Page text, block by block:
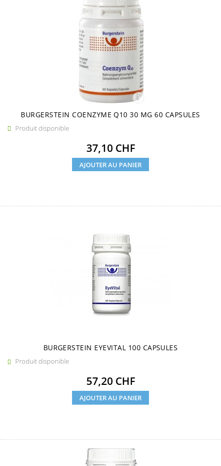
BURGERSTEIN COENZYME Q10 30 MG 60 CAPSULES
 Produit disponible
Prix
37,10 CHF
AJOUTER AU PANIER
BURGERSTEIN EYEVITAL 100 CAPSULES
 Produit disponible
Prix
57,20 CHF
AJOUTER AU PANIER